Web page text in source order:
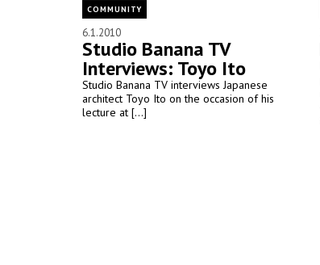
COMMUNITY
6.1.2010
Studio Banana TV
Interviews: Toyo Ito
Studio Banana TV interviews Japanese
architect Toyo Ito on the occasion of his
lecture at [...]